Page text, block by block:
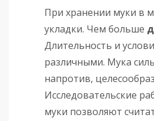
При хранении муки в
укладки. Чем больше
Длительность и
различными. Мука
напротив,
Исследовательские
муки позволяют